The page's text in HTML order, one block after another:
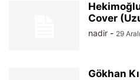
Cover
nadir - 29
Gökhan